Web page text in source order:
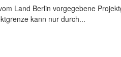
Land Berlin vorgegebene
kann nur durch...